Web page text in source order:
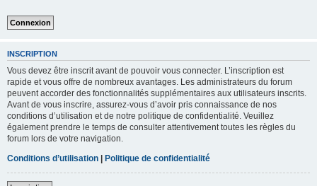
INSCRIPTION
Vous devez être inscrit avant de pouvoir vous connecter. L’inscription est
rapide et vous offre de nombreux avantages. Les administrateurs du forum
peuvent accorder des fonctionnalités supplémentaires aux utilisateurs inscrits.
Avant de vous inscrire, assurez-vous d’avoir pris connaissance de nos
conditions d’utilisation et de notre politique de confidentialité. Veuillez
également prendre le temps de consulter attentivement toutes les règles du
forum lors de votre navigation.
Conditions d’utilisation | Politique de confidentialité